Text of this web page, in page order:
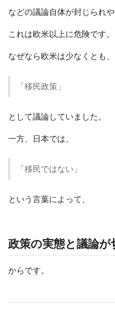
などの議論自体が封じられや
これは欧米以上に危険です。
なぜなら欧米は少なくとも、
「移民政策」
として議論していました。
一方、日本では、
「移民ではない」
という言葉によって、
政策の実態と議論
からです。